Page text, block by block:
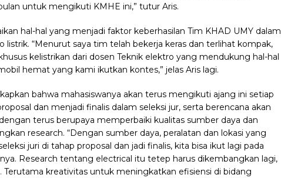
untuk mengikuti KMHE ini,” tutur Aris.
hal-hal yang menjadi faktor keberhasilan Tim KHAD UMY dalam
listrik. “Menurut saya tim telah bekerja keras dan terlihat kompak,
kelistrikan dari dosen Teknik elektro yang mendukung hal-hal
hemat yang kami ikutkan kontes,” jelas Aris lagi.
bahwa mahasiswanya akan terus mengikuti ajang ini setiap
dan menjadi finalis dalam seleksi jur, serta berencana akan
terus berupaya memperbaiki kualitas sumber daya dan
research. “Dengan sumber daya, peralatan dan lokasi yang
juri di tahap proposal dan jadi finalis, kita bisa ikut lagi pada
Research tentang electrical itu tetep harus dikembangkan lagi,
Terutama kreativitas untuk meningkatkan efisiensi di bidang